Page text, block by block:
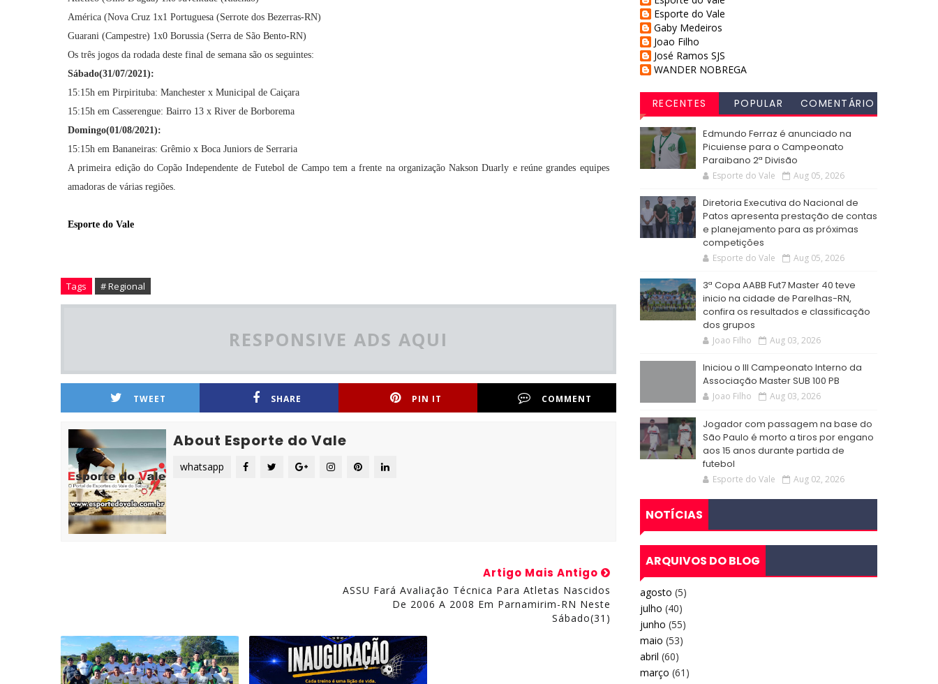
América (Nova Cruz 1x1 Portuguesa (Serrote dos Bezerras-RN)
Guarani (Campestre) 1x0 Borussia (Serra de São Bento-RN)
Os três jogos da rodada deste final de semana são os seguintes:
Sábado(31/07/2021):
15:15h em Pirpirituba: Manchester x Municipal de Caiçara
15:15h em Casserengue: Bairro 13 x River de Borborema
Domingo(01/08/2021):
15:15h em Bananeiras: Grêmio x Boca Juniors de Serraria
A primeira edição do Copão Independente de Futebol de Campo tem a frente na organização Nakson Duarly e reúne grandes equipes
amadoras de várias regiões.
Esporte do Vale
Tags # Regional
RESPONSIVE ADS AQUI
TWEET SHARE PIN IT COMMENT
About Esporte do Vale
whatsapp
Artigo Mais Antigo
ASSU Fará Avaliação Técnica Para Atletas Nascidos
De 2006 A 2008 Em Parnamirim-RN Neste
Sábado(31)
Esporte do Vale
Gaby Medeiros
Joao Filho
José Ramos SJS
WANDER NOBREGA
RECENTES POPULAR
COMENTÁRIO
Edmundo Ferraz é anunciado na
Picuiense para o Campeonato
Paraibano 2ª Divisão
Esporte do Vale Aug 05, 2026
Diretoria Executiva do Nacional de
Patos apresenta prestação de contas
e planejamento para as próximas
competições
Esporte do Vale Aug 05, 2026
3ª Copa AABB Fut7 Master 40 teve
inicio na cidade de Parelhas-RN,
confira os resultados e classificação
dos grupos
Joao Filho Aug 03, 2026
Iniciou o III Campeonato Interno da
Associação Master SUB 100 PB
Joao Filho Aug 03, 2026
Jogador com passagem na base do
São Paulo é morto a tiros por engano
aos 15 anos durante partida de
futebol
Esporte do Vale Aug 02, 2026
NOTÍCIAS
ARQUIVOS DO BLOG
agosto (5)
julho (40)
junho (55)
maio (53)
abril (60)
março (61)